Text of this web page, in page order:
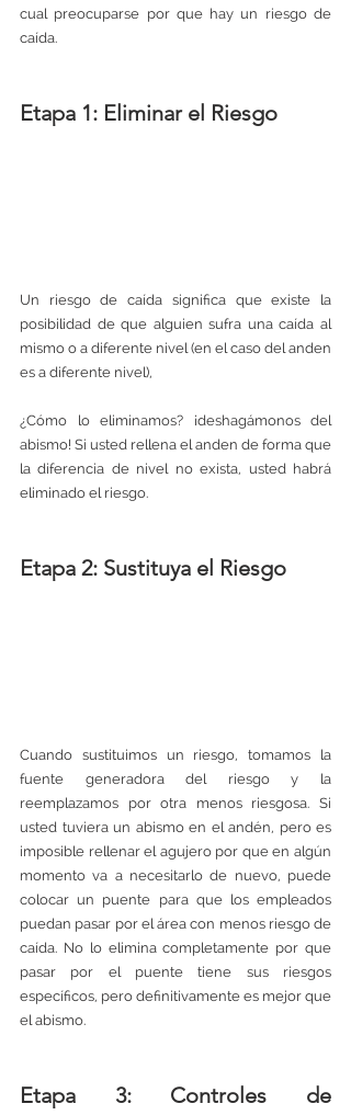
cual preocuparse por que hay un riesgo de
caída.
Etapa 1: Eliminar el Riesgo
Un riesgo de caída significa que existe la
posibilidad de que alguien sufra una caída al
mismo o a diferente nivel (en el caso del anden
es a diferente nivel),
¿Cómo lo eliminamos? ¡deshagámonos del
abismo! Si usted rellena el anden de forma que
la diferencia de nivel no exista, usted habrá
eliminado el riesgo.
Etapa 2: Sustituya el Riesgo
Cuando sustituimos un riesgo, tomamos la
reemplazamos por otra menos riesgosa. Si
usted tuviera un abismo en el andén, pero es
imposible rellenar el agujero por que en algún
momento va a necesitarlo de nuevo, puede
colocar un puente para que los empleados
puedan pasar por el área con menos riesgo de
caída. No lo elimina completamente por que
pasar por el puente tiene sus riesgos
específicos, pero definitivamente es mejor que
el abismo.
Etapa 3: Controles de